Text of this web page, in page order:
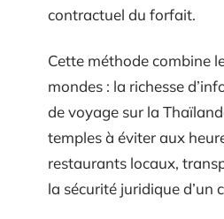
contractuel du forfait.
Cette méthode combine
mondes : la richesse
de voyage sur la
temples à éviter aux
restaurants locaux,
la sécurité juridique d’un